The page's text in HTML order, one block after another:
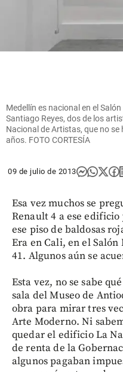
Medellín es nacional en el
Santiago Reyes, dos de los
Nacional de Artistas, que no se
años. FOTO CORTESÍA
09 de julio de 2013
Esa vez muchos se
Renault 4 a ese edificio
ese piso de baldosas
Era en Cali, en el
41. Algunos aún se
Esta vez, no se sabe
sala del Museo de
obra para mirar tres
Arte Moderno. Ni
quedar el edificio La
de renta de la
algunos pagaban